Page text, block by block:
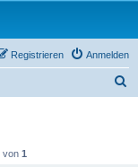
Anmelden
Registrieren
von 1